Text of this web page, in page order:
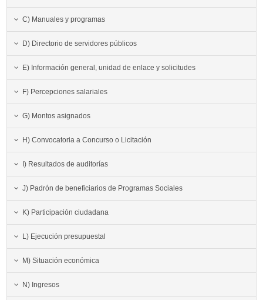
C) Manuales y programas
D) Directorio de servidores públicos
E) Información general, unidad de enlace y solicitudes
F) Percepciones salariales
G) Montos asignados
H) Convocatoria a Concurso o Licitación
I) Resultados de auditorías
J) Padrón de beneficiarios de Programas Sociales
K) Participación ciudadana
L) Ejecución presupuestal
M) Situación económica
N) Ingresos